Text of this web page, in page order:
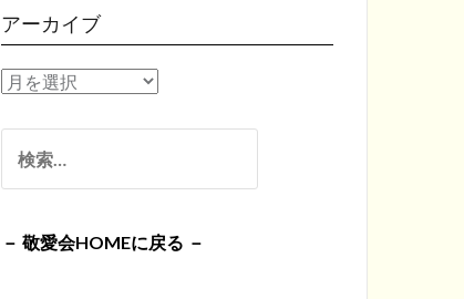
アーカイブ
ア
カ
ブ
索:
－ 敬愛会HOMEに戻る －